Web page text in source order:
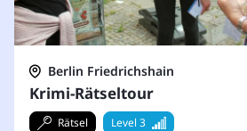
Krimi-Rätseltour
Berlin Friedrichshain
Rätsel Level 3